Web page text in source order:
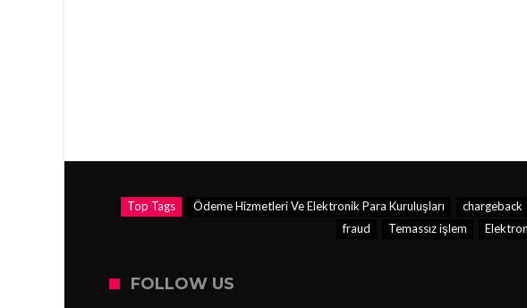
Top Tags Ödeme Hizmetleri Ve Elektronik Para Kuruluşları chargeback
fraud
Temassız işlem
FOLLOW US